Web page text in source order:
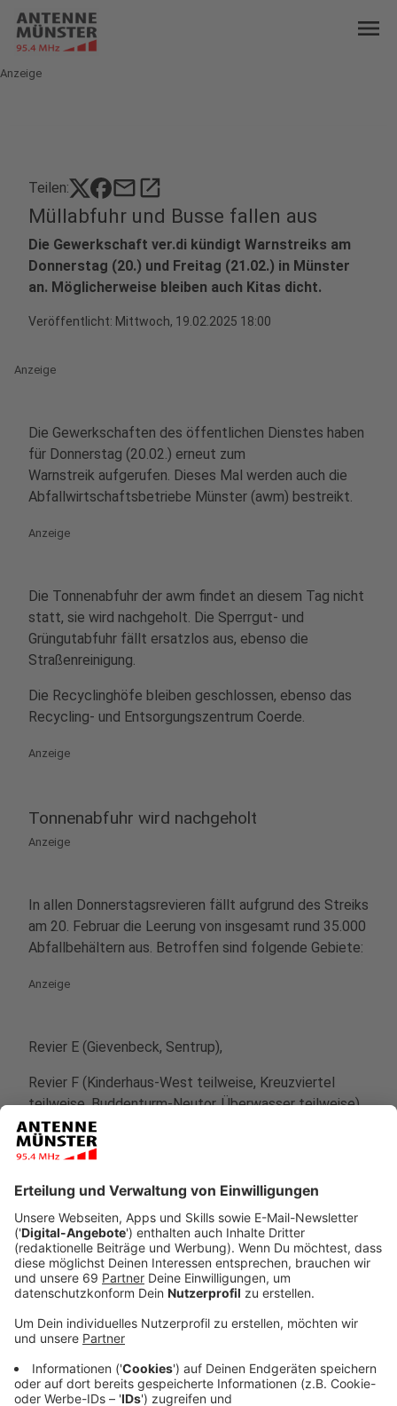
menu
Anzeige
Teilen: mailopen_in_new
Müllabfuhr und Busse fallen aus
Die Gewerkschaft ver.di kündigt Warnstreiks am
Donnerstag (20.) und Freitag (21.02.) in Münster
an. Möglicherweise bleiben auch Kitas dicht.
Veröffentlicht: Mittwoch, 19.02.2025 18:00
Anzeige
Die Gewerkschaften des öffentlichen Dienstes haben
für Donnerstag (20.02.) erneut zum
Warnstreik aufgerufen. Dieses Mal werden auch die
Abfallwirtschaftsbetriebe Münster (awm) bestreikt.
Anzeige
Die Tonnenabfuhr der awm findet an diesem Tag nicht
statt, sie wird nachgeholt. Die Sperrgut- und
Grüngutabfuhr fällt ersatzlos aus, ebenso die
Straßenreinigung.
Die Recyclinghöfe bleiben geschlossen, ebenso das
Recycling- und Entsorgungszentrum Coerde.
Anzeige
Tonnenabfuhr wird nachgeholt
Anzeige
In allen Donnerstagsrevieren fällt aufgrund des Streiks
am 20. Februar die Leerung von insgesamt rund 35.000
Abfallbehältern aus. Betroffen sind folgende Gebiete:
Anzeige
Revier E (Gievenbeck, Sentrup),
Revier F (Kinderhaus-West teilweise, Kreuzviertel
teilweise, Buddenturm-Neutor, Überwasser teilweise),
Revier P (Roxel), Revier Q (Nienberge), das
Wertstofftonnen-Revier im Bereich östlich der
Coerdestraße/Wienburgstraße, nördlich der
Münzstraße/Bergstraße und südlich des Friesenrings.
Anzeige
und Bürger sollen sie also an der Straße stehen lassen.
erlaubt, unsere Teams müssen die Nachleerungen also
ab Freitag parallel zu ihren Tagesrevieren leisten",